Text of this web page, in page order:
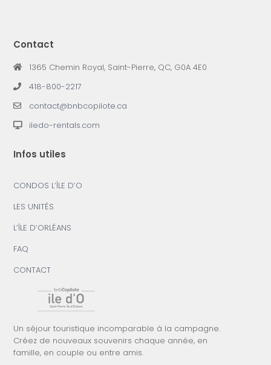
Contact
1365 Chemin Royal, Saint-Pierre, QC, G0A 4E0
418-800-2217
contact@bnbcopilote.ca
iledo-rentals.com
Infos utiles
CONDOS L’ÎLE D’O
LES UNITÉS
L’ÎLE D’ORLÉANS
FAQ
CONTACT
Un séjour touristique incomparable à la campagne.
Créez de nouveaux souvenirs chaque année, en
famille, en couple ou entre amis.